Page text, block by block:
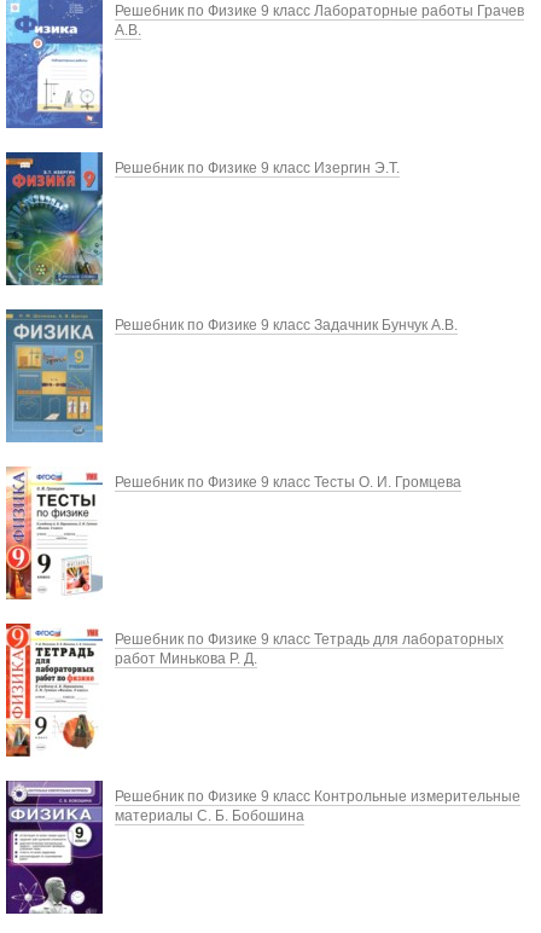
Решебник по Физике 9 класс Лабораторные работы Грачев
А.В.
Решебник по Физике 9 класс Изергин Э.Т.
Решебник по Физике 9 класс Задачник Бунчук А.В.
Решебник по Физике 9 класс Тесты О. И. Громцева
Решебник по Физике 9 класс Тетрадь для лабораторных
работ Минькова Р. Д.
Решебник по Физике 9 класс Контрольные измерительные
материалы С. Б. Бобошина